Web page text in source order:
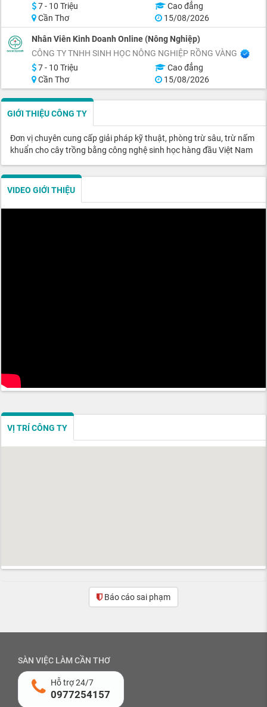
7 - 10 Triệu
Cao đẳng
Cần Thơ
15/08/2026
Nhân Viên Kinh Doanh Online (Nông Nghiệp)
CÔNG TY TNHH SINH HỌC NÔNG NGHIỆP RỒNG VÀNG
7 - 10 Triệu
Cao đẳng
Cần Thơ
15/08/2026
GIỚI THIỆU CÔNG TY
Đơn vị chuyên cung cấp giải pháp kỹ thuật, phòng trừ sâu, trừ nấm
khuẩn cho cây trồng bằng công nghệ sinh học hàng đầu Việt Nam
VIDEO GIỚI THIỆU
VỊ TRÍ CÔNG TY
Báo cáo sai phạm(0)
SÀN VIỆC LÀM CẦN THƠ
Hỗ trợ 24/7
0977254157